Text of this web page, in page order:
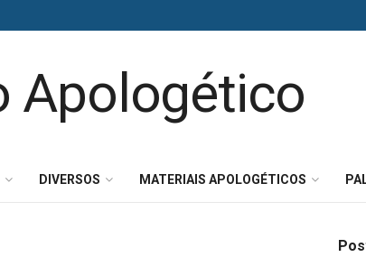
DIVERSOS MATERIAIS APOLOGÉTICOS